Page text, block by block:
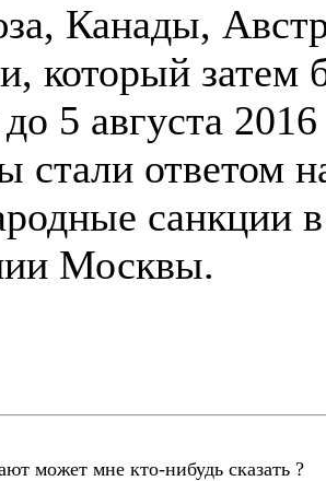
Канады,
который затем
5 августа 2016
стали ответом
санкции в
Москвы.
может мне кто-нибудь сказать ?